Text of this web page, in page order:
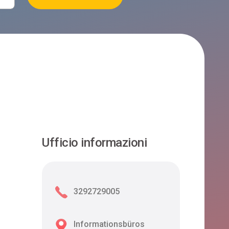
Ufficio informazioni
3292729005
Informationsbüros